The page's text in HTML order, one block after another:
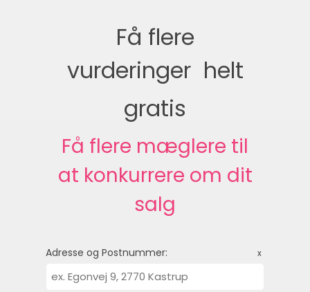
Få flere
vurderinger  helt
gratis
Få flere mæglere til
at konkurrere om dit
salg
Adresse og Postnummer: x